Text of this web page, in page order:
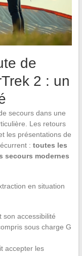
de
2 : un
secours dans une
Les retours
les présentations de
: toutes les
secours modernes
en situation
son accessibilité
sous charge G
accepter les